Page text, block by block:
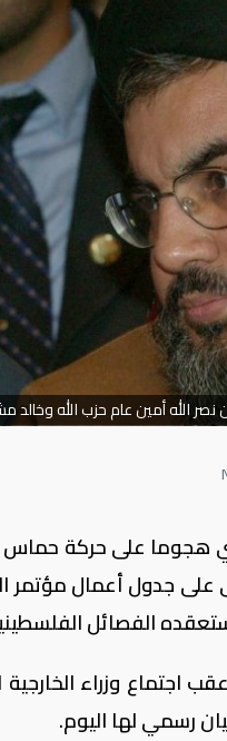
الله أمين عام حزب الله
على حركة حماس
على جدول أعمال مؤتمر
الفصائل
عقب اجتماع وزراء
رسمي لها اليوم.